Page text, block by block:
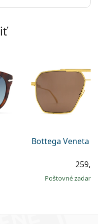
Bottega Veneta
Poštovné